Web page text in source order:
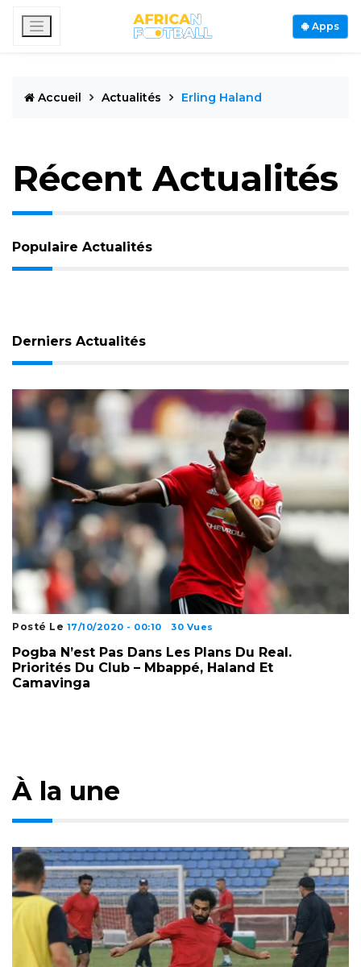
Apps
Accueil Actualités Erling Haland
Récent Actualités
Populaire Actualités
Derniers Actualités
Posté Le 17/10/2020 - 00:10 30 Vues
Pogba N’est Pas Dans Les Plans Du Real.
Priorités Du Club – Mbappé, Haland Et
Camavinga
À la une